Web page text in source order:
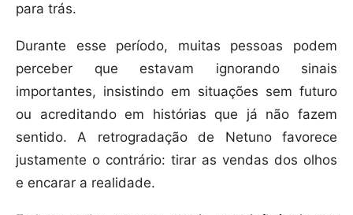
para trás.
Durante esse período, muitas pessoas podem
perceber que estavam ignorando sinais
importantes, insistindo em situações sem futuro
ou acreditando em histórias que já não fazem
sentido. A retrogradação de Netuno favorece
justamente o contrário: tirar as vendas dos olhos
e encarar a realidade.